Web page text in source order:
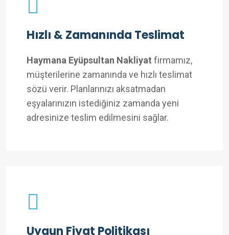
Hızlı & Zamanında Teslimat
Haymana Eyüpsultan Nakliyat firmamız,
müşterilerine zamanında ve hızlı teslimat
sözü verir. Planlarınızı aksatmadan
eşyalarınızın istediğiniz zamanda yeni
adresinize teslim edilmesini sağlar.
Uygun Fiyat Politikası